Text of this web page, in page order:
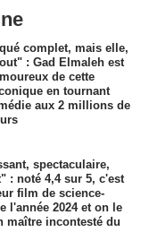
complet, mais elle,
: Gad Elmaleh est
de cette
en tournant
aux 2 millions de
spectaculaire,
: noté 4,4 sur 5, c'est
film de science-
l'année 2024 et on le
maître incontesté du